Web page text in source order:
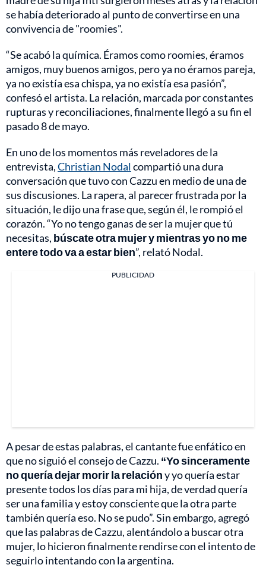
se había deteriorado al punto de convertirse en una
convivencia de "roomies".
“Se acabó la química. Éramos como roomies, éramos
amigos, muy buenos amigos, pero ya no éramos pareja,
ya no existía esa chispa, ya no existía esa pasión”,
confesó el artista. La relación, marcada por constantes
rupturas y reconciliaciones, finalmente llegó a su fin el
pasado 8 de mayo.
En uno de los momentos más reveladores de la
entrevista,Christian Nodalcompartió una dura
conversación que tuvo con Cazzu en medio de una de
sus discusiones. La rapera, al parecer frustrada por la
situación, le dijo una frase que, según él, le rompió el
corazón. “Yo no tengo ganas de ser la mujer que tú
necesitas, búscate otra mujer y mientras yo no me
entere todo va a estar bien”, relató Nodal.
PUBLICIDAD
A pesar de estas palabras, el cantante fue enfático en
que no siguió el consejo de Cazzu. “Yo sinceramente
no quería dejar morir la relacióny yo quería estar
presente todos los días para mi hija, de verdad quería
ser una familia y estoy consciente que la otra parte
también quería eso. No se pudo”. Sin embargo, agregó
que las palabras de Cazzu, alentándolo a buscar otra
mujer, lo hicieron finalmente rendirse con el intento de
seguirlo intentando con la argentina.